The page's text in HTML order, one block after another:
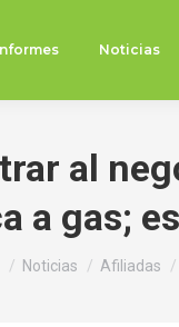
Noticias
al
a gas;
aquí:
Noticias Afiliadas